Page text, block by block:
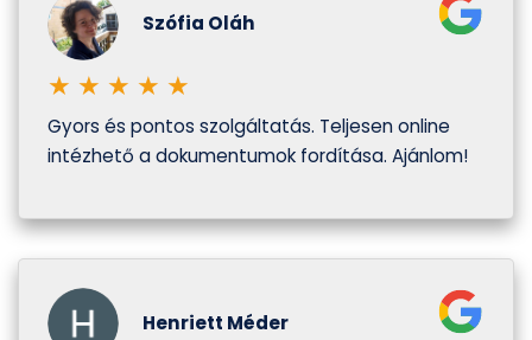
Szófia Oláh
★ ★ ★ ★ ★
Gyors és pontos szolgáltatás. Teljesen online
intézhető a dokumentumok fordítása. Ajánlom!
Henriett Méder